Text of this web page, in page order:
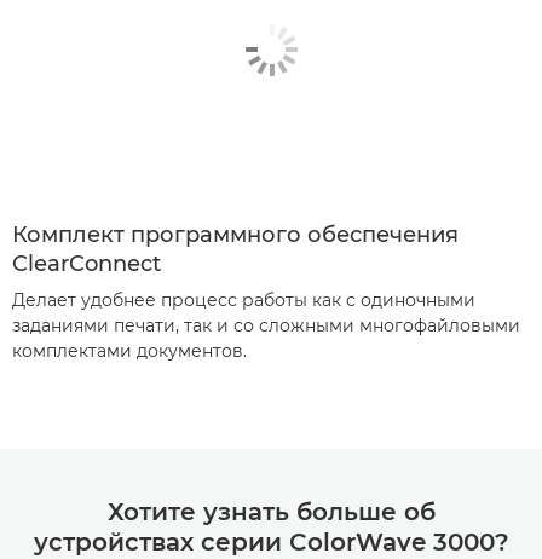
Комплект программного обеспечения
ClearConnect
Делает удобнее процесс работы как с одиночными
заданиями печати, так и со сложными многофайловыми
комплектами документов.
Хотите узнать больше об
устройствах серии ColorWave 3000?